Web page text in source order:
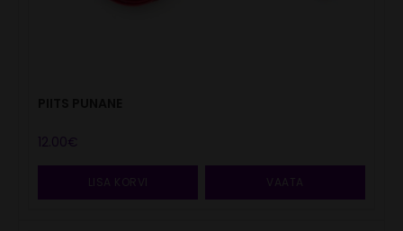
12.00€
LISA KORVI VAATA